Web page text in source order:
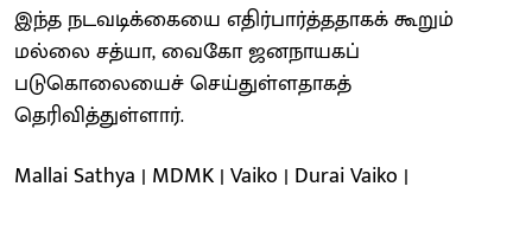
இந்த நடவடிக்கையை எதிர்பார்த்ததாகக் கூறும்
மல்லை சத்யா, வைகோ ஜனநாயகப்
படுகொலையைச் செய்துள்ளதாகத்
தெரிவித்துள்ளார்.
Mallai Sathya | MDMK | Vaiko | Durai Vaiko |